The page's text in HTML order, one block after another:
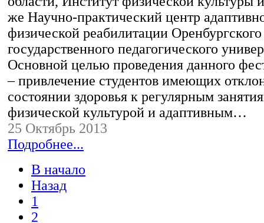
же Научно-практический центр
физической реабилитации Оренбургского
государственного педагогического
Основной целью проведения данного
– привлечение студентов имеющих
состоянии здоровья к регулярным
физической культурой и адаптивным…
25 Октябрь 2013
Подробнее...
В начало
Назад
1
2